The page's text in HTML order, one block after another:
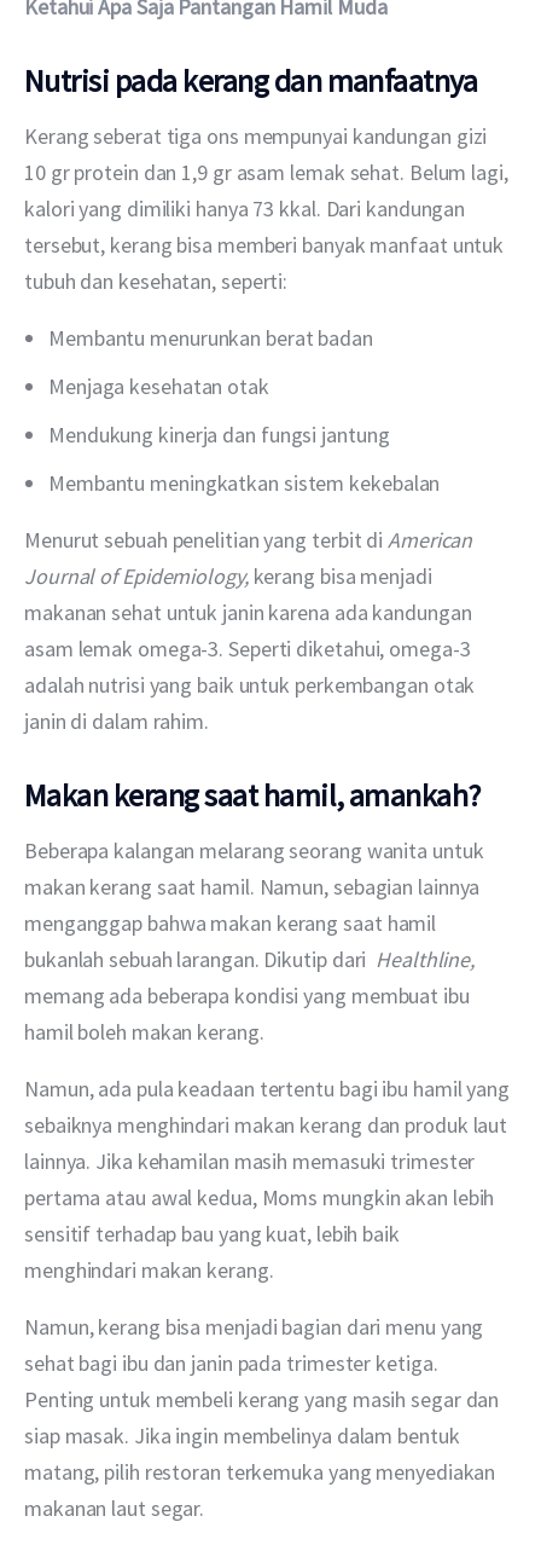
Ketahui Apa Saja Pantangan Hamil Muda
Nutrisi pada kerang dan manfaatnya
Kerang seberat tiga ons mempunyai kandungan gizi
10 gr protein dan 1,9 gr asam lemak sehat. Belum lagi,
kalori yang dimiliki hanya 73 kkal. Dari kandungan
tersebut, kerang bisa memberi banyak manfaat untuk
tubuh dan kesehatan, seperti:
Membantu menurunkan berat badan
Menjaga kesehatan otak
Mendukung kinerja dan fungsi jantung
Membantu meningkatkan sistem kekebalan
Menurut sebuah penelitian yang terbit di American
Journal of Epidemiology, kerang bisa menjadi
makanan sehat untuk janin karena ada kandungan
asam lemak omega-3. Seperti diketahui, omega-3
adalah nutrisi yang baik untuk perkembangan otak
janin di dalam rahim.
Makan kerang saat hamil, amankah?
Beberapa kalangan melarang seorang wanita untuk
makan kerang saat hamil. Namun, sebagian lainnya
menganggap bahwa makan kerang saat hamil
bukanlah sebuah larangan. Dikutip dari Healthline,
memang ada beberapa kondisi yang membuat ibu
hamil boleh makan kerang.
Namun, ada pula keadaan tertentu bagi ibu hamil yang
sebaiknya menghindari makan kerang dan produk laut
lainnya. Jika kehamilan masih memasuki trimester
pertama atau awal kedua, Moms mungkin akan lebih
sensitif terhadap bau yang kuat, lebih baik
menghindari makan kerang.
Namun, kerang bisa menjadi bagian dari menu yang
sehat bagi ibu dan janin pada trimester ketiga.
Penting untuk membeli kerang yang masih segar dan
siap masak. Jika ingin membelinya dalam bentuk
matang, pilih restoran terkemuka yang menyediakan
makanan laut segar.